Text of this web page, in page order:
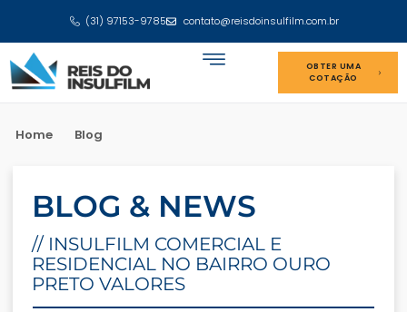
(31) 97153-9785 contato@reisdoinsulfilm.com.br
OBTER UMA
COTAÇÃO
Home Blog
BLOG & NEWS
// INSULFILM COMERCIAL E
RESIDENCIAL NO BAIRRO OURO
PRETO VALORES